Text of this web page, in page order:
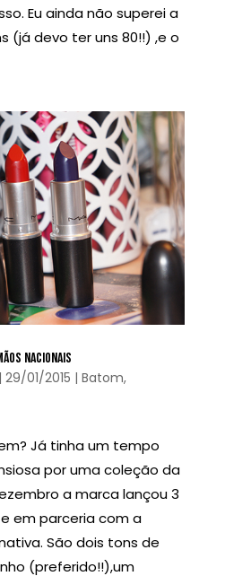
Eu ainda não superei a
(já devo ter uns 80!!) ,e o
NACIONAIS
29/01/2015 | Batom,
Já tinha um tempo
por uma coleção da
a marca lançou 3
em parceria com a
São dois tons de
(preferido!!),um